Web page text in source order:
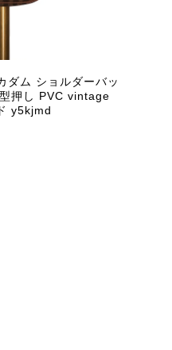
受け取りいただ
敵なお品でし
ちらの商品を末
、いつでもお気
solo
ダム ショルダーバッ
押し PVC vintage
y5kjmd